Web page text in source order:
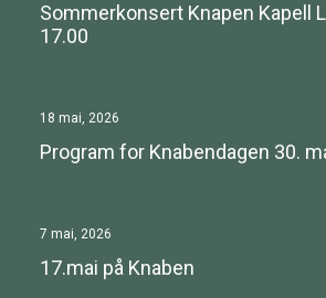
Sommerkonsert Knapen Kapell
17.00
18 mai, 2026
Program for Knabendagen 30.
7 mai, 2026
17.mai på Knaben